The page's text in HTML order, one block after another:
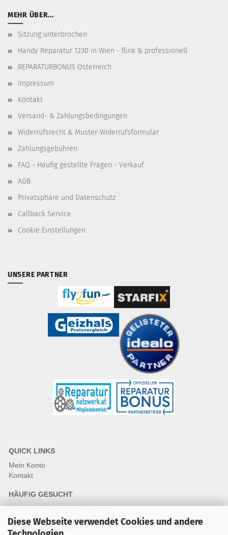
Diese Webseite verwendet Cookies und andere
MEHR ÜBER...
Sitzung unterbrochen
Handy Reparatur 1230 in Wien - flink & professionell
REPARATURBONUS Österreich
Impressum
Kontakt
Versand- & Zahlungsbedingungen
Widerrufsrecht & Muster-Widerrufsformular
Zahlungsgebühren
FAQ - Häufig gestellte Fragen - Verkauf
AGB
Privatsphäre und Datenschutz
Callback Service
Cookie Einstellungen
UNSERE PARTNER
QUICK LINKS
Mein Konto
Kontakt
HÄUFIG GESUCHT
Fragen und Antworten Webshop
Fragen & Antworten Reparatur
Qualitätsstandards für Ersatzteile